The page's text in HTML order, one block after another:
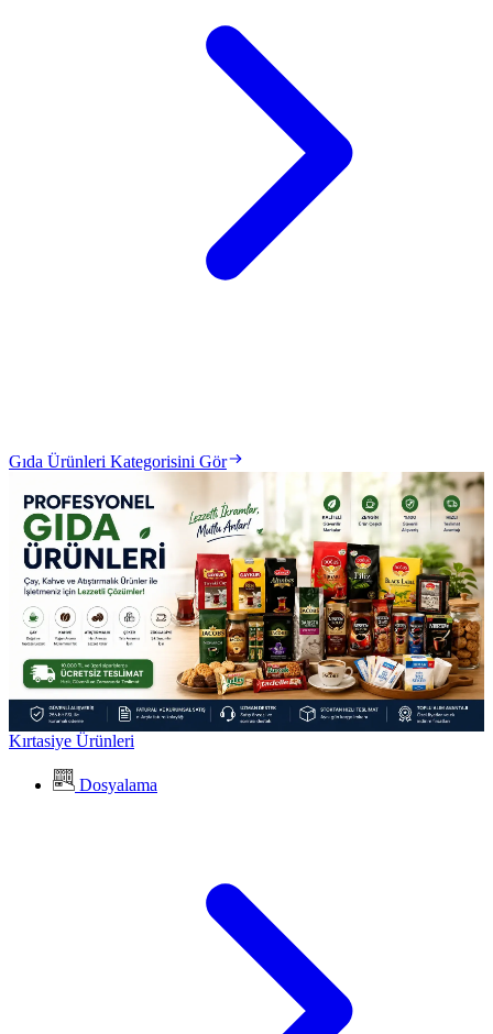
Gıda Ürünleri Kategorisini Gör
Kırtasiye Ürünleri
Dosyalama